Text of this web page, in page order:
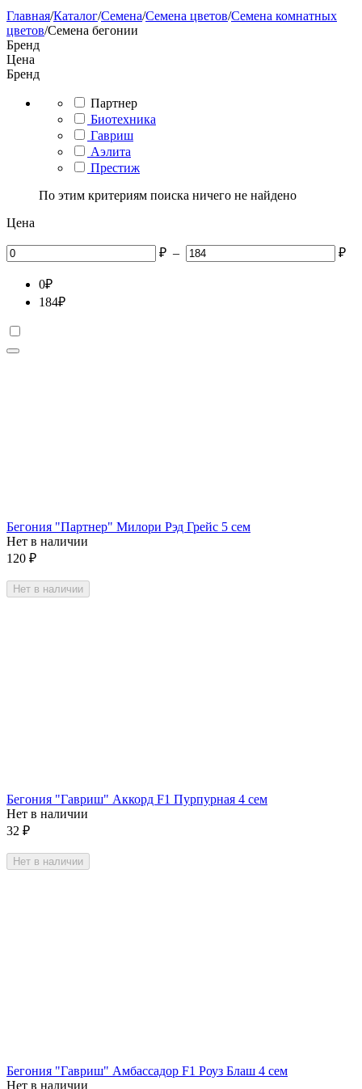
Главная/Каталог/Семена/Семена цветов/Семена комнатных
цветов/Семена бегонии
Бренд
Цена
Бренд
Партнер
Биотехника
Гавриш
Аэлита
Престиж
По этим критериям поиска ничего не найдено
Цена
₽ – ₽
0₽
184₽
Бегония "Партнер" Милори Рэд Грейс 5 сем
Нет в наличии
120 ₽
Нет в наличии
Бегония "Гавриш" Аккорд F1 Пурпурная 4 сем
Нет в наличии
32 ₽
Нет в наличии
Бегония "Гавриш" Амбассадор F1 Роуз Блаш 4 сем
Нет в наличии